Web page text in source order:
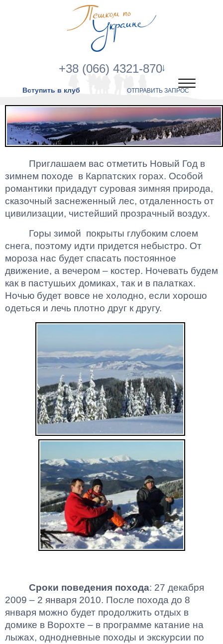
+38 (066) 4321-870
Вступить в клуб ОТПРАВИТЬ ЗАПРОС
Приглашаем вас отметить Новый Год в
зимнем походе в Карпатских горах. Особой
романтики придадут суровая зимняя природа,
сказочный заснеженный лес, отдаленность от
цивилизации, чистейший прозрачный воздух.
Горы зимой покрыты глубоким слоем
снега, поэтому идти придется небыстро. От
мороза нас будет спасать постоянное
движение, а вечером – костер. Ночевать будем
как в пастушьих домиках, так и в палатках.
Ночью будет вовсе не холодно, если хорошо
одеться и лечь плотно друг к другу.
Сроки поведения похода: 27 декабря
2009 – 2 января 2010. После похода до 8
января можно будет продолжить отдых в
домике в Ворохте – в программе катание на
лыжах, однодневные походы и экскурсии по